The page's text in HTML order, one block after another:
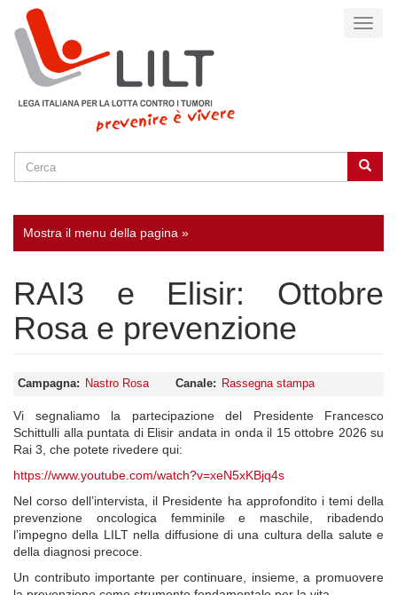
contenuto
principale
SEARCH Cerca
Mostra il menu della pagina »
RAI3 e Elisir: Ottobre
Rosa e prevenzione
Campagna Nastro Rosa Canale Rassegna stampa
Vi segnaliamo la partecipazione del Presidente Francesco
Schittulli alla puntata di Elisir andata in onda il 15 ottobre 2026 su
Rai 3, che potete rivedere qui:
https://www.youtube.com/watch?v=xeN5xKBjq4s
Nel corso dell’intervista, il Presidente ha approfondito i temi della
prevenzione oncologica femminile e maschile, ribadendo
l’impegno della LILT nella diffusione di una cultura della salute e
della diagnosi precoce.
Un contributo importante per continuare, insieme, a promuovere